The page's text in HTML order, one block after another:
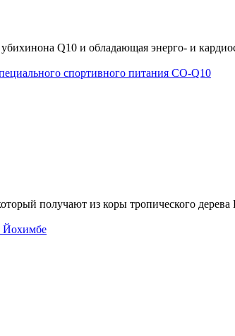
убихинона Q10 и обладающая энерго- и
получают из коры тропического